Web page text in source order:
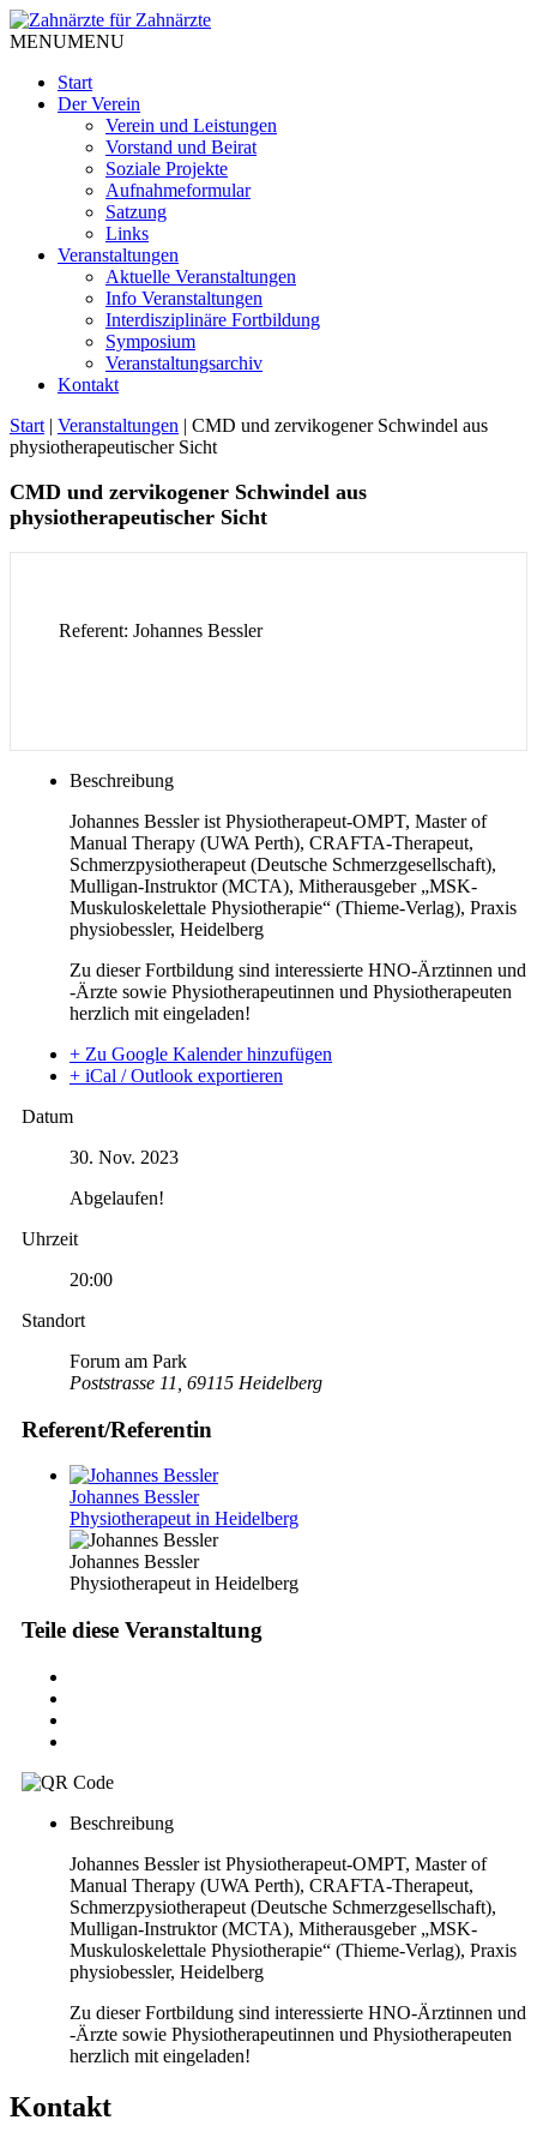
Skip
to
MENUMENU
Start
Der Verein
Verein und Leistungen
Vorstand und Beirat
Soziale Projekte
Aufnahmeformular
Satzung
Links
Veranstaltungen
Aktuelle Veranstaltungen
Info Veranstaltungen
Interdisziplinäre Fortbildung
Symposium
Veranstaltungsarchiv
Kontakt
Start | Veranstaltungen | CMD und zervikogener Schwindel aus
physiotherapeutischer Sicht
CMD und zervikogener Schwindel aus
physiotherapeutischer Sicht
Referent: Johannes Bessler
Beschreibung
Johannes Bessler ist Physiotherapeut-OMPT, Master of
Manual Therapy (UWA Perth), CRAFTA-Therapeut,
Schmerzpysiotherapeut (Deutsche Schmerzgesellschaft),
Mulligan-Instruktor (MCTA), Mitherausgeber „MSK-
Muskuloskelettale Physiotherapie“ (Thieme-Verlag), Praxis
physiobessler, Heidelberg
Zu dieser Fortbildung sind interessierte HNO-Ärztinnen und
-Ärzte sowie Physiotherapeutinnen und Physiotherapeuten
herzlich mit eingeladen!
+ Zu Google Kalender hinzufügen
+ iCal / Outlook exportieren
Datum
30. Nov. 2023
Abgelaufen!
Uhrzeit
20:00
Standort
Forum am Park
Poststrasse 11, 69115 Heidelberg
Referent/Referentin
Johannes Bessler
Physiotherapeut in Heidelberg
Johannes Bessler
Physiotherapeut in Heidelberg
Teile diese Veranstaltung
Beschreibung
Johannes Bessler ist Physiotherapeut-OMPT, Master of
Manual Therapy (UWA Perth), CRAFTA-Therapeut,
Schmerzpysiotherapeut (Deutsche Schmerzgesellschaft),
Mulligan-Instruktor (MCTA), Mitherausgeber „MSK-
Muskuloskelettale Physiotherapie“ (Thieme-Verlag), Praxis
physiobessler, Heidelberg
Zu dieser Fortbildung sind interessierte HNO-Ärztinnen und
-Ärzte sowie Physiotherapeutinnen und Physiotherapeuten
herzlich mit eingeladen!
Kontakt